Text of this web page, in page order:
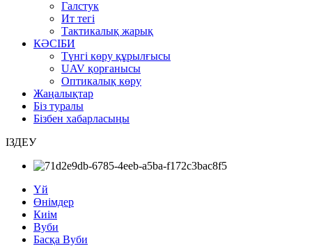
Галстук
Ит тегі
Тактикалық жарық
КӘСІБИ
Түнгі көру құрылғысы
UAV қорғанысы
Оптикалық көру
Жаңалықтар
Біз туралы
Бізбен хабарласыңы
ІЗДЕУ
Үй
Өнімдер
Киім
Вуби
Басқа Вуби